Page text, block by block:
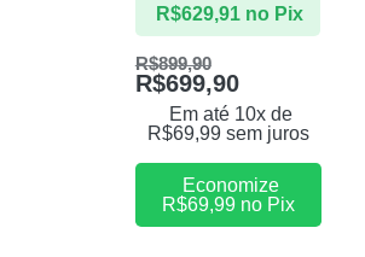
R$899,90
R$699,90
Em até 10x de
R$69,99sem juros
R$629,91 no Pix
Economize
R$69,99no Pix